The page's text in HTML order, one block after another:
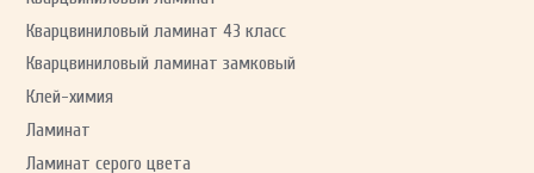
Кварцвиниловый ламинат 43 класс
Кварцвиниловый ламинат замковый
Клей-химия
Ламинат
Ламинат серого цвета